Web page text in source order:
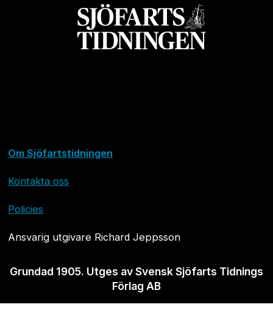
Om Sjöfartstidningen
Kontakta oss
Policies
Ansvarig utgivare Richard Jeppsson
Grundad 1905. Utges av Svensk Sjöfarts Tidnings
Förlag AB